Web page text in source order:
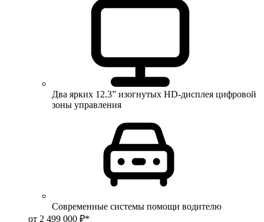
Два ярких 12.3” изогнутых HD-дисплея цифровой
зоны управления
Современные системы помощи водителю
от 2 499 000 ₽*